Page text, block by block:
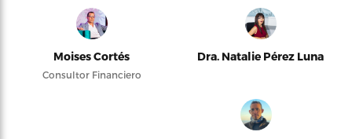
Moises Cortés
Consultor Financiero
Dra. Natalie Pérez Luna